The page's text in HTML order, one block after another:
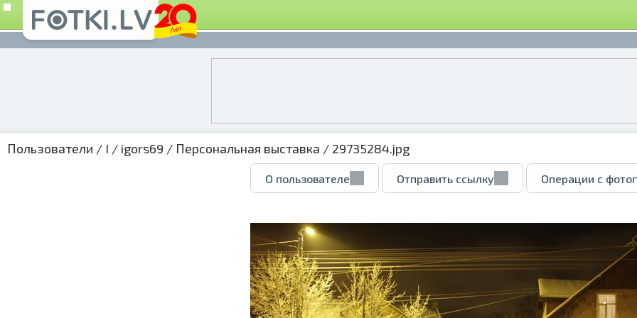
Пользователи / I / igors69 / Персональная выставка / 29735284.jpg
О пользователе Отправить ссылку Операции с